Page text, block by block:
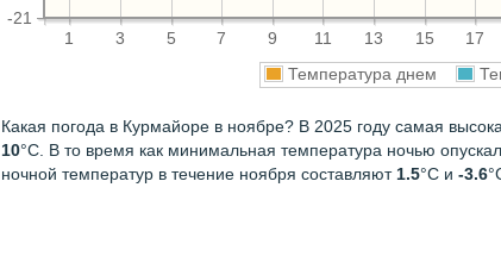
1 3 5 7 9 11 13 15 17
-21
Температура днем
Какая погода в Курмайоре в ноябре? В 2025 году самая
10°С. В то время как минимальная температура ночью
ночной температур в течение ноября составляют1.5°С и -3.6